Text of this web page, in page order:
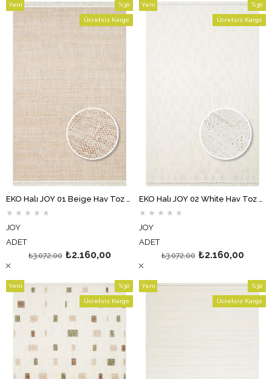
EKO Halı JOY 01 Beige Hav Toz Vermeyen Etnik Desenli Halı
★ ★ ★ ★ ★
JOY
ADET
₺2.160,00
₺3.072,00
%30
İndirim
Ücretsiz Kargo
Yeni
EKO Halı JOY 02 White Hav Toz Vermeyen Etnik Desenli Halı
★ ★ ★ ★ ★
JOY
ADET
₺2.160,00
₺3.072,00
%30
İndirim
Ücretsiz Kargo
Yeni
%30
İndirim
%30İndirim
Ücretsiz Kargo
Yeni
%30
İndirim
Ücretsiz Kargo
Yeni